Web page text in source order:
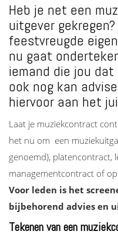
Heb je net een
uitgever
feestvreugde
nu gaat
iemand die jou
ook nog kan
hiervoor aan het
Laat je muziekcontract
het nu om een
genoemd), platencontract,
managementcontract of
Voor leden is het
bijbehorend advies en
Tekenen van een